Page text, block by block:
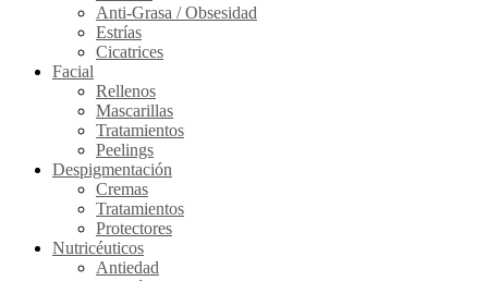
Anti-Grasa / Obsesidad
Estrías
Cicatrices
Facial
Rellenos
Mascarillas
Tratamientos
Peelings
Despigmentación
Cremas
Tratamientos
Protectores
Nutricéuticos
Antiedad